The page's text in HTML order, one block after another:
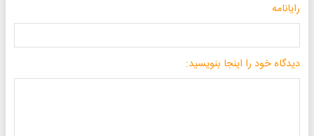
رایانامه
دیدگاه خود را اینجا بنویسید: